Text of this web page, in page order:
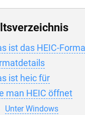
ist das HEIC-
ist heic für
man HEIC öffnet
Unter Windows